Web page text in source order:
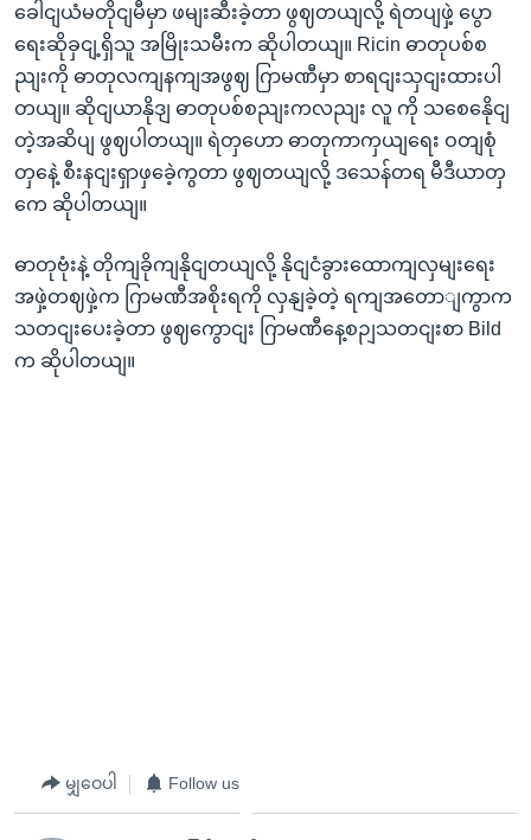
ခေါငျယံမတိုငျမီမှာ ဖမျးဆီးခဲ့တာ ဖွဈတယျလို့ ရဲတပျဖှဲ့ ပွော
ရေးဆိုခှငျ့ရှိသူ အမြိုးသမီးက ဆိုပါတယျ။ Ricin ဓာတုပစ်စ
ညျးကို ဓာတုလကျနကျအဖွဈ ဂြာမဏီမှာ စာရငျးသှငျးထားပါ
တယျ။ ဆိုငျယာနိုဒျ ဓာတုပစ်စညျးကလညျး လူ ကို သစေနေိုငျ
တဲ့အဆိပျ ဖွဈပါတယျ။ ရဲတှဟော ဓာတုကာကှယျရေး ဝတျစုံ
တှနေဲ့ စီးနငျးရှာဖှခေဲ့ကွတာ ဖွဈတယျလို့ ဒသေန်တရ မီဒီယာတှ
ကေ ဆိုပါတယျ။
ဓာတုဗုံးနဲ့ တိုကျခိုကျနိုငျတယျလို့ နိုငျငံခွားထောကျလှမျးရေး
အဖှဲ့တဈဖှဲ့က ဂြာမဏီအစိုးရကို လှနျခဲ့တဲ့ ရကျအတောျကွာက
သတငျးပေးခဲ့တာ ဖွဈကွောငျး ဂြာမဏီနေ့စဉျသတငျးစာ Bild
က ဆိုပါတယျ။
မျှဝေပါ Follow us